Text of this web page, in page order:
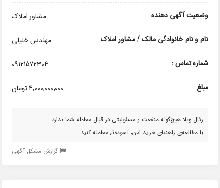
وضعیت آگهی دهنده مشاور املاک
نام و نام خانوادگی مالک / مشاور املاک مهندس خلیلی
شماره تماس : 09121572304
مبلغ 4,000,000,000 تومان
رئال ویلا هیچ‌گونه منفعت و مسئولیتی در قبال معامله شما ندارد.
با مطالعه‌ی راهنمای خرید امن، آسوده‌تر معامله کنید.
گزارش مشکل آگهی